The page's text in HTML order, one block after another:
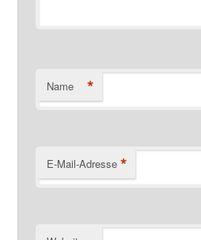
Name *
E-Mail-Adresse *